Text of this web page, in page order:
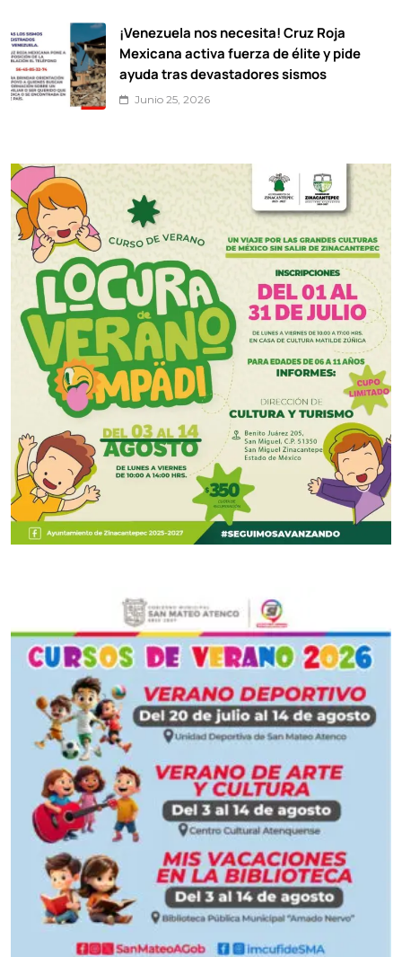
¡Venezuela nos necesita! Cruz Roja
Mexicana activa fuerza de élite y pide
ayuda tras devastadores sismos
Junio 25, 2026